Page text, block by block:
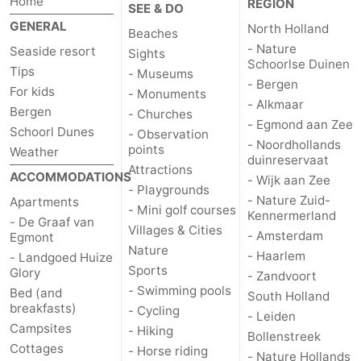
Egmond
aan
Zee
Molengroet
-
Schoorlse
Duinen
-
Scorleduyn
Hotels
Lastminutes
Beach
See
&
do
-
Museums
-
Monuments
-
Churches
-
GENERAL
Seaside resort
Tips
For kids
Bergen
Schoorl Dunes
Weather
ACCOMMODATIONS
Apartments
- De Graaf van
Egmont
- Landgoed Huize
Glory
Bed (and
breakfasts)
Campsites
Cottages
SEE & DO
Beaches
Sights
- Museums
- Monuments
- Churches
- Observation
points
Attractions
- Playgrounds
- Mini golf courses
Villages & Cities
Nature
Sports
- Swimming pools
- Cycling
- Hiking
- Horse riding
REGION
North Holland
- Nature
Schoorlse Duinen
- Bergen
- Alkmaar
- Egmond aan Zee
- Noordhollands
duinreservaat
- Wijk aan Zee
- Nature Zuid-
Kennermerland
- Amsterdam
- Haarlem
- Zandvoort
South Holland
- Leiden
Bollenstreek
- Nature Hollands